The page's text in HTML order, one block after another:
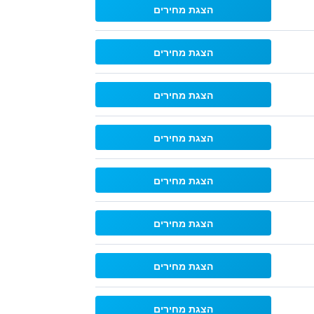
הצגת מחירים
הצגת מחירים
הצגת מחירים
הצגת מחירים
הצגת מחירים
הצגת מחירים
הצגת מחירים
הצגת מחירים